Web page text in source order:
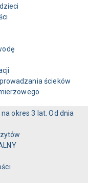
ścieków
okres 3 lat. Od dnia